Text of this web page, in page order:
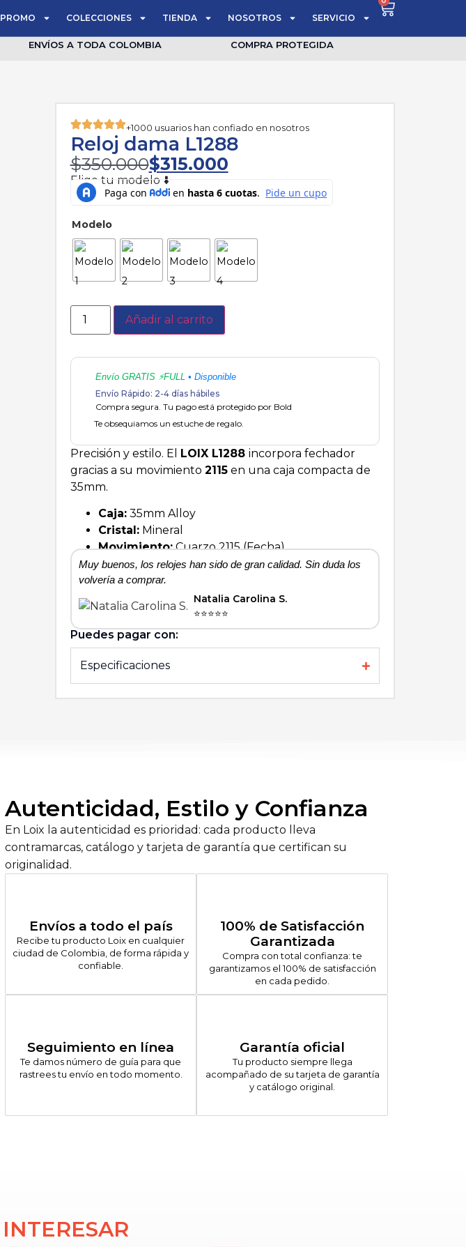
PROMO COLECCIONES TIENDA NOSOTROS SERVICIO
ENVÍOS A TODA COLOMBIA COMPRA PROTEGIDA
+1000 usuarios han confiado en nosotros
Reloj dama L1288
$350.000$315.000
Elige tu modelo ⬇️
Modelo
Añadir al carrito
Envío GRATIS ⚡FULL • Disponible
Envío Rápido: 2-4 días hábiles
Compra segura. Tu pago está protegido por Bold
Te obsequiamos un estuche de regalo.
Precisión y estilo. El LOIX L1288 incorpora fechador
gracias a su movimiento 2115en una caja compacta de
35mm.
Caja:35mm Alloy
Cristal:Mineral
Movimiento:Cuarzo 2115 (Fecha)
Muy buenos, los relojes han sido de gran calidad. Sin duda los
volvería a comprar.
Natalia Carolina S.
⭐⭐⭐⭐⭐
Puedes pagar con:
Especificaciones
Autenticidad, Estilo y Confianza
En Loix la autenticidad es prioridad: cada producto lleva
contramarcas, catálogo y tarjeta de garantía que certifican su
originalidad.
Envíos a todo el país
Recibe tu producto Loix en cualquier
ciudad de Colombia, de forma rápida y
confiable.
100% de Satisfacción
Garantizada
Compra con total confianza: te
garantizamos el 100% de satisfacción
en cada pedido.
Seguimiento en línea
Te damos número de guía para que
rastrees tu envío en todo momento.
Garantía oficial
Tu producto siempre llega
acompañado de su tarjeta de garantía
y catálogo original.
INTERESAR